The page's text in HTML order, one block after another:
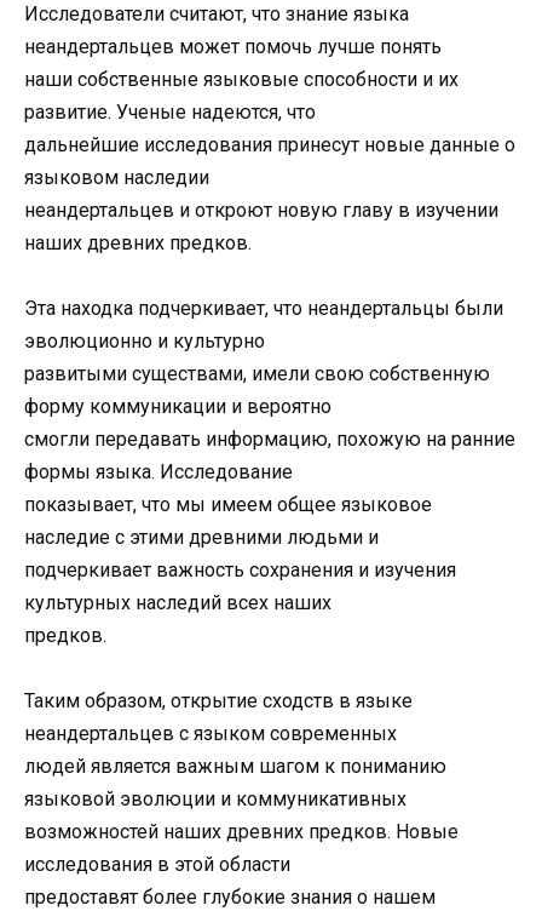
Исследователи считают, что знание языка
неандертальцев может помочь лучше понять
наши собственные языковые способности и их
развитие. Ученые надеются, что
дальнейшие исследования принесут новые данные о
языковом наследии
неандертальцев и откроют новую главу в изучении
наших древних предков.
Эта находка подчеркивает, что неандертальцы были
эволюционно и культурно
развитыми существами, имели свою собственную
форму коммуникации и вероятно
смогли передавать информацию, похожую на ранние
формы языка. Исследование
показывает, что мы имеем общее языковое
наследие с этими древними людьми и
подчеркивает важность сохранения и изучения
культурных наследий всех наших
предков.
Таким образом, открытие сходств в языке
неандертальцев с языком современных
людей является важным шагом к пониманию
языковой эволюции и коммуникативных
возможностей наших древних предков. Новые
исследования в этой области
предоставят более глубокие знания о нашем